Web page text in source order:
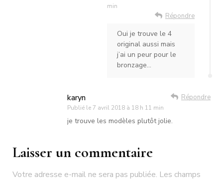
min
Répondre
Oui je trouve le 4
original aussi mais
j’ai un peur pour le
bronzage…
karyn
Publié le7 avril 2018 à 18 h 11 min
Répondre
je trouve les modèles plutôt jolie.
Laisser un commentaire
Votre adresse e-mail ne sera pas publiée. Les champs